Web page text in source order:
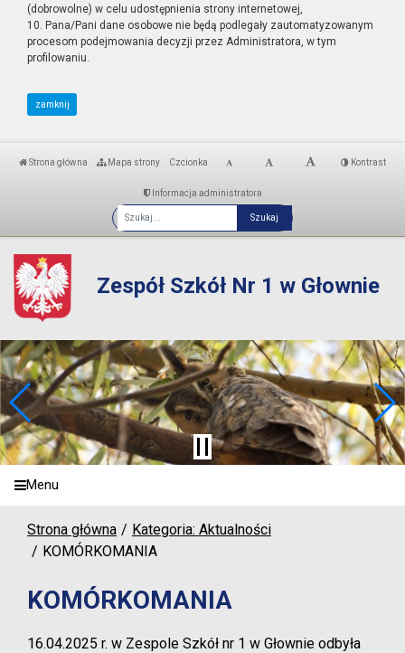
(dobrowolne) w celu udostępnienia strony internetowej,
10. Pana/Pani dane osobowe nie będą podlegały zautomatyzowanym
procesom podejmowania decyzji przez Administratora, w tym
profilowaniu.
zamknij
Strona główna Mapa strony Czcionka Kontrast
Informacja administratora
Fraza
Zespół Szkół Nr 1 w Głownie
Menu
Strona główna
Kategoria: Aktualności
KOMÓRKOMANIA
KOMÓRKOMANIA
16.04.2025 r. w Zespole Szkół nr 1 w Głownie odbyła